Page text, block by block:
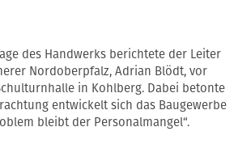
des Handwerks berichtete der Leiter
Nordoberpfalz, Adrian Blödt, vor
in Kohlberg. Dabei betonte
entwickelt sich das Baugewerbe
bleibt der Personalmangel“.